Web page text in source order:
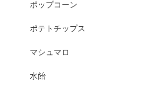
ポップコーン
ポテトチップス
マシュマロ
水飴